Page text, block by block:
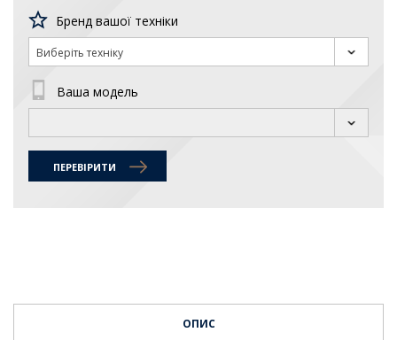
Бренд вашої техніки
Виберіть техніку
Ваша модель
ПЕРЕВІРИТИ
ОПИС